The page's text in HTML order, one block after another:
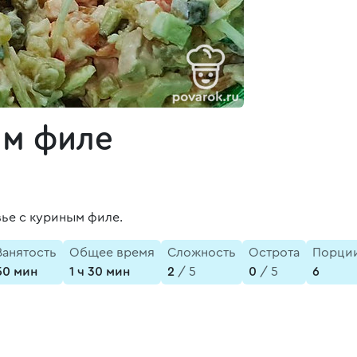
филе
с куриным филе.
мин
Общее время
1 ч 30 мин
Сложность
2 / 5
Острота
0 / 5
6